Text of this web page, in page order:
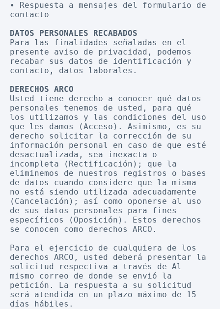
• Respuesta a mensajes del formulario de
contacto
DATOS PERSONALES RECABADOS
Para las finalidades señaladas en el
presente aviso de privacidad, podemos
recabar sus datos de identificación y
contacto, datos laborales.
DERECHOS ARCO
Usted tiene derecho a conocer qué datos
personales tenemos de usted, para qué
los utilizamos y las condiciones del uso
que les damos (Acceso). Asimismo, es su
derecho solicitar la corrección de su
información personal en caso de que esté
desactualizada, sea inexacta o
incompleta (Rectificación); que la
eliminemos de nuestros registros o bases
de datos cuando considere que la misma
no está siendo utilizada adecuadamente
(Cancelación); así como oponerse al uso
de sus datos personales para fines
específicos (Oposición). Estos derechos
se conocen como derechos ARCO.
Para el ejercicio de cualquiera de los
derechos ARCO, usted deberá presentar la
solicitud respectiva a través de Al
mismo correo de donde se envió la
petición. La respuesta a su solicitud
será atendida en un plazo máximo de 15
días hábiles.